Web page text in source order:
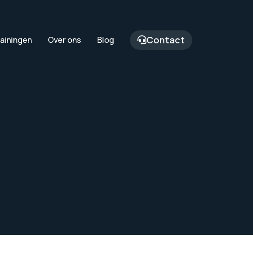
Over ons Blog Contact